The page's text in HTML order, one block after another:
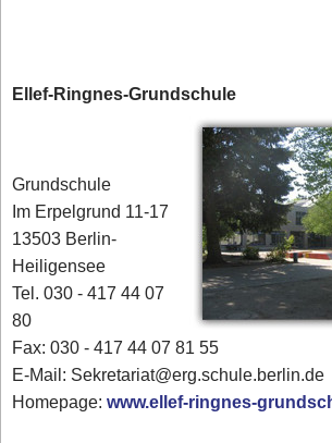
Ellef-Ringnes-Grundschule
Grundschule
Im Erpelgrund 11-17
13503 Berlin-
Heiligensee
Tel. 030 - 417 44 07
80‎
Fax: 030 - 417 44 07 81 55
E-Mail: Sekretariat@erg.schule.berlin.de
Homepage:www.ellef-ringnes-